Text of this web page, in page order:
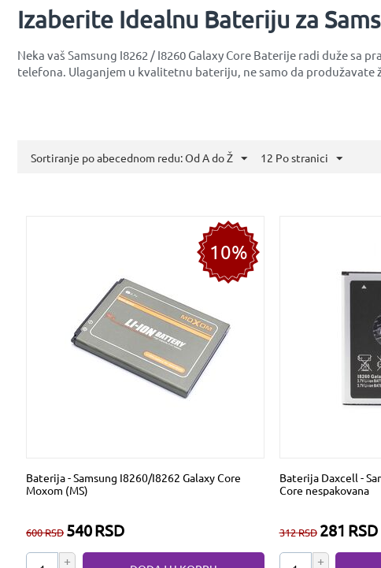
Izaberite Idealnu Bateriju za
Neka vaš Samsung I8262 / I8260 Galaxy Core Baterije radi duže
telefona. Ulaganjem u kvalitetnu bateriju, ne samo da
Sortiranje po abecednom redu: Od A do Ž 12 Po stranici
10%
Baterija - Samsung I8260/I8262 Galaxy Core
Moxom (MS)
600RSD 540RSD
+
Baterija Daxcell -
Core nespakovana
312RSD 281 RSD
+